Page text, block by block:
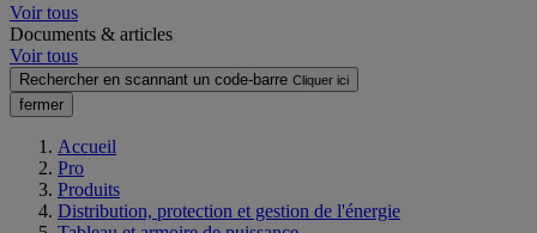
Voir tous
Documents & articles
Voir tous
Rechercher en scannant un code-barre Cliquer ici
fermer
Accueil
Pro
Produits
Distribution, protection et gestion de l'énergie